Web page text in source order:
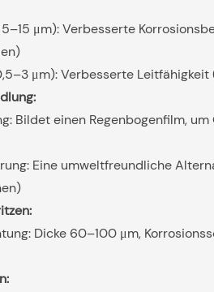
μm): Verbesserte
μm): Verbesserte Leitfähigkeit
Bildet einen Regenbogenfilm,
Eine umweltfreundliche
Dicke 60–100 μm,